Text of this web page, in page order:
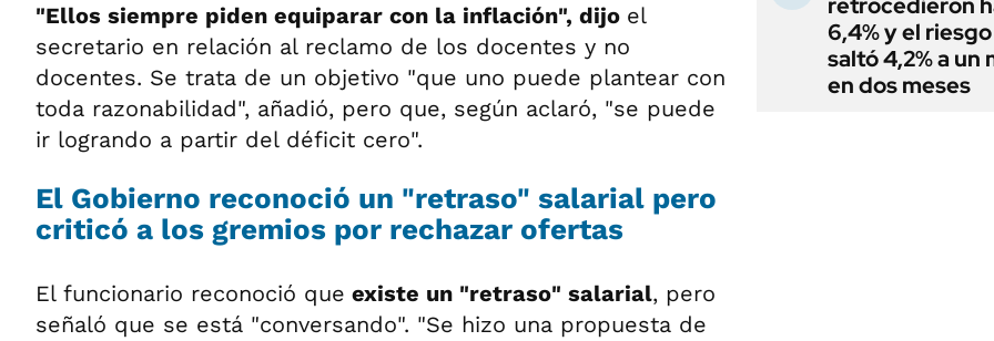
"Ellos siempre piden equiparar con la inflación", dijo el
secretario en relación al reclamo de los docentes y no
docentes. Se trata de un objetivo "que uno puede plantear con
toda razonabilidad", añadió, pero que, según aclaró, "se puede
ir logrando a partir del déficit cero".
El Gobierno reconoció un "retraso" salarial pero
criticó a los gremios por rechazar ofertas
El funcionario reconoció que existe un "retraso" salarial, pero
señaló que se está "conversando". "Se hizo una propuesta de
6,4% y el
saltó 4,2% a un
en dos meses